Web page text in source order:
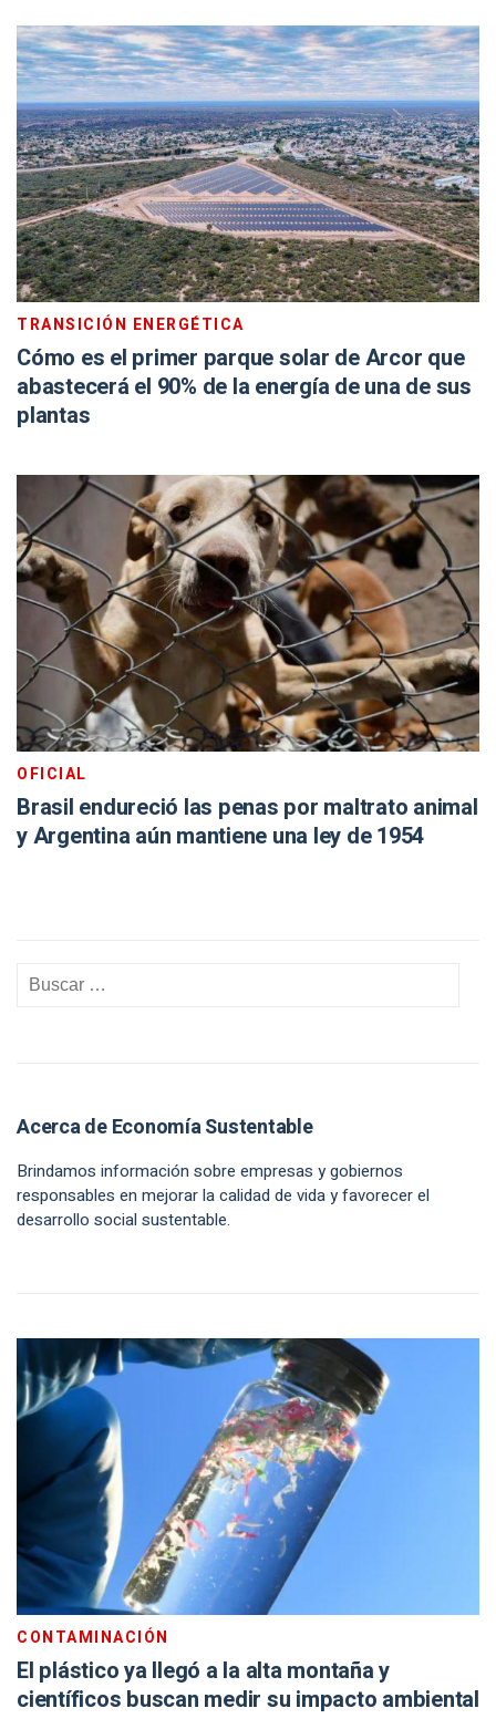
TRANSICIÓN ENERGÉTICA
Cómo es el primer parque solar de Arcor que
abastecerá el 90% de la energía de una de sus
plantas
OFICIAL
Brasil endureció las penas por maltrato animal
y Argentina aún mantiene una ley de 1954
Acerca de Economía Sustentable
Brindamos información sobre empresas y gobiernos
responsables en mejorar la calidad de vida y favorecer el
desarrollo social sustentable.
CONTAMINACIÓN
El plástico ya llegó a la alta montaña y
científicos buscan medir su impacto ambiental